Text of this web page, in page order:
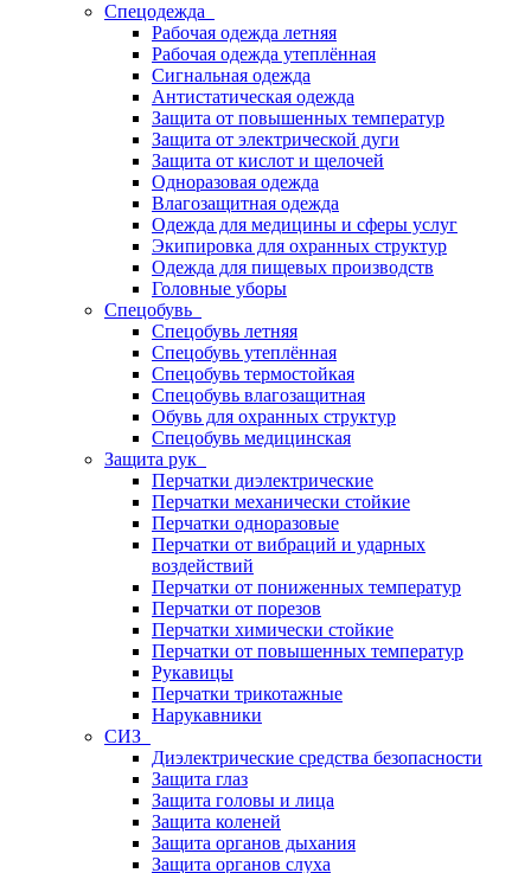
Спецодежда
Рабочая одежда летняя
Рабочая одежда утеплённая
Сигнальная одежда
Антистатическая одежда
Защита от повышенных температур
Защита от электрической дуги
Защита от кислот и щелочей
Одноразовая одежда
Влагозащитная одежда
Одежда для медицины и сферы услуг
Экипировка для охранных структур
Одежда для пищевых производств
Головные уборы
Спецобувь
Спецобувь летняя
Спецобувь утеплённая
Спецобувь термостойкая
Спецобувь влагозащитная
Обувь для охранных структур
Спецобувь медицинская
Защита рук
Перчатки диэлектрические
Перчатки механически стойкие
Перчатки одноразовые
Перчатки от вибраций и ударных
воздействий
Перчатки от пониженных температур
Перчатки от порезов
Перчатки химически стойкие
Перчатки от повышенных температур
Рукавицы
Перчатки трикотажные
Нарукавники
СИЗ
Диэлектрические средства безопасности
Защита глаз
Защита головы и лица
Защита коленей
Защита органов дыхания
Защита органов слуха